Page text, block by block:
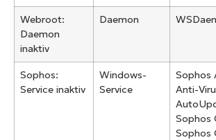
Webroot:
Daemon
inaktiv
Daemon
Sophos:
Service inaktiv
Windows-
Service
Sophos
Anti-
Sophos
Sophos